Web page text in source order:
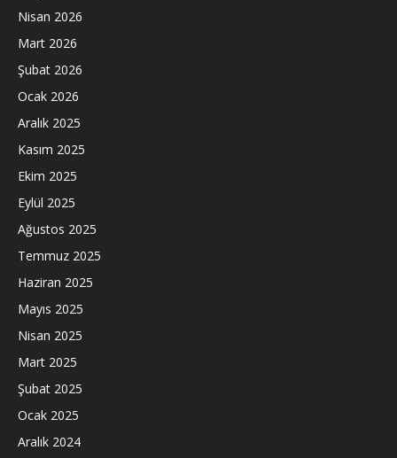
Nisan 2026
Mart 2026
Şubat 2026
Ocak 2026
Aralık 2025
Kasım 2025
Ekim 2025
Eylül 2025
Ağustos 2025
Temmuz 2025
Haziran 2025
Mayıs 2025
Nisan 2025
Mart 2025
Şubat 2025
Ocak 2025
Aralık 2024